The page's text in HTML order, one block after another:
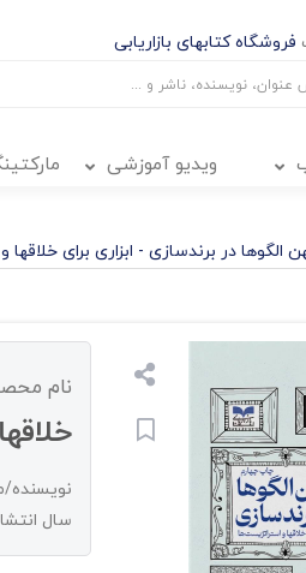
فروشگاه کتابهای بازاریابی
ویدیو آموزشی
الگوها در برندسازی - ابزاری برای خلاقها
نام
نویسنده/
سال